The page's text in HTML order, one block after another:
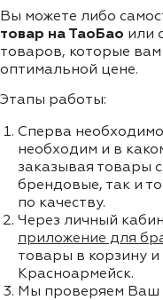
Вы можете либо
товар на ТаоБао или
товаров, которые
оптимальной цене.
Этапы работы:
Сперва
необходим и в
заказывая товары
брендовые, так и
по качеству.
Через личный
приложение для
товары в корзину и
Красноармейск.
Мы проверяем Ваш